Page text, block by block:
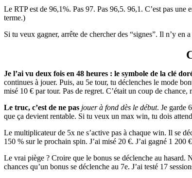
Le RTP est de 96,1%. Pas 97. Pas 96,5. 96,1. C’est pas
terme.)
Si tu veux gagner, arrête de chercher des “signes”. Il n’y
Je l’ai vu deux fois en 48 heures : le symbole de la clé
continues à jouer. Puis, au 5e tour, tu déclenches le mode
misé 10 € par tour. Pas de regret. C’était un coup de chance,
Le truc, c’est de ne pas jouer à fond dès le début. Je garde
que ça devient rentable. Si tu veux un max win, tu dois
Le multiplicateur de 5x ne s’active pas à chaque win. Il se
150 % sur le prochain spin. J’ai misé 20 €. J’ai gagné 1
Le vrai piège ? Croire que le bonus se déclenche au hasard.
chances qu’un bonus se déclenche au 7e. J’ai testé 17